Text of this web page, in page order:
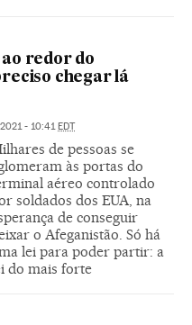
ao redor do
chegar lá
- 10:41EDT
de pessoas se
às portas do
aéreo controlado
soldados dos EUA, na
de conseguir
o Afeganistão. Só há
lei para poder partir: a
do mais forte